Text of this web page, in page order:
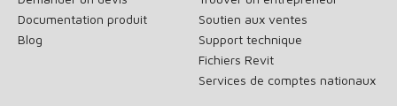
Documentation produit
Blog
Soutien aux ventes
Support technique
Fichiers Revit
Services de comptes nationaux